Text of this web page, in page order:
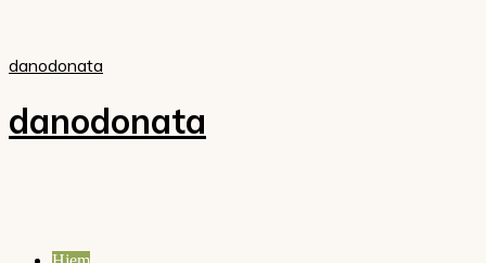
danodonata
danodonata